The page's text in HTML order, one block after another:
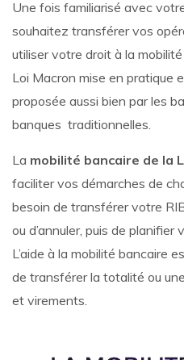
Une fois familiarisé avec
souhaitez transférer vos
utiliser votre droit à la
Loi Macron mise en pratique
proposée aussi bien par les
banques traditionnelles.
La mobilité bancaire de la
faciliter vos démarches de
besoin de transférer votre
ou d’annuler, puis de planifier
L’aide à la mobilité bancaire
de transférer la totalité ou
et virements.